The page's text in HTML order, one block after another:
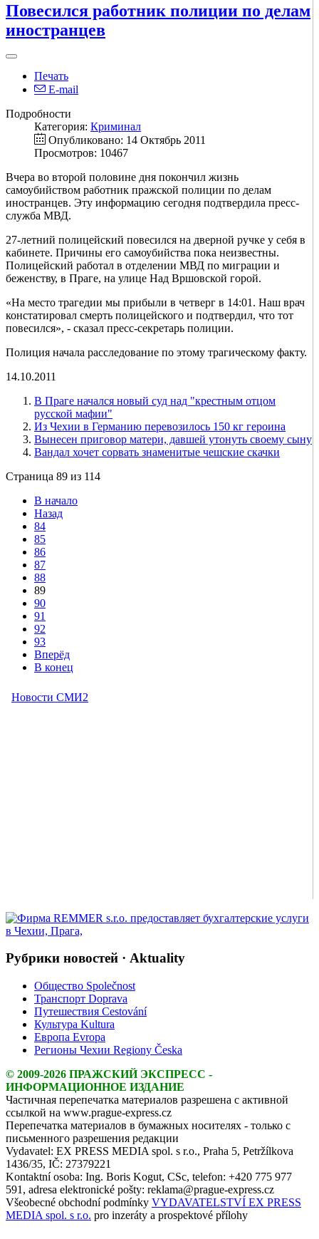
Повесился работник полиции по делам
иностранцев
Печать
E-mail
Подробности
Категория: Криминал
Опубликовано: 14 Октябрь 2011
Просмотров: 10467
Вчера во второй половине дня покончил жизнь
самоубийством работник пражской полиции по делам
иностранцев. Эту информацию сегодня подтвердила пресс-
служба МВД.
27-летний полицейский повесился на дверной ручке у себя в
кабинете. Причины его самоубийства пока неизвестны.
Полицейский работал в отделении МВД по миграции и
беженству, в Праге, на улице Над Вршовской горой.
«На место трагедии мы прибыли в четверг в 14:01. Наш врач
констатировал смерть полицейского и подтвердил, что тот
повесился», - сказал пресс-секретарь полиции.
Полиция начала расследование по этому трагическому факту.
14.10.2011
В Праге начался новый суд над "крестным отцом
русской мафии"
Из Чехии в Германию перевозилось 150 кг героина
Вынесен приговор матери, давшей утонуть своему сыну
Вандал хочет сорвать знаменитые чешские скачки
Страница 89 из 114
В начало
Назад
84
85
86
87
88
89
90
91
92
93
Вперёд
В конец
Рубрики новостей · Aktuality
Общество Společnost
Транспорт Doprava
Путешествия Cestování
Культура Kultura
Европа Evropa
Регионы Чехии Regiony Česka
© 2009-2026 ПРАЖСКИЙ ЭКСПРЕСС -
ИНФОРМАЦИОННОЕ ИЗДАНИЕ
Частичная перепечатка материалов разрешена с активной
ссылкой на www.prague-express.cz
Перепечатка материалов в бумажных носителях - только с
письменного разрешения редакции
Vydavatel: EX PRESS MEDIA spol. s r.o., Praha 5, Petržílkova
1436/35, IČ: 27379221
Kontaktní osoba: Ing. Boris Kogut, CSc, telefon: +420 775 977
591, adresa elektronické pošty: reklama@prague-express.cz
Všeobecné obchodní podmínky VYDAVATELSTVÍ EX PRESS
MEDIA spol. s r.o. pro inzeráty a prospektové přílohy